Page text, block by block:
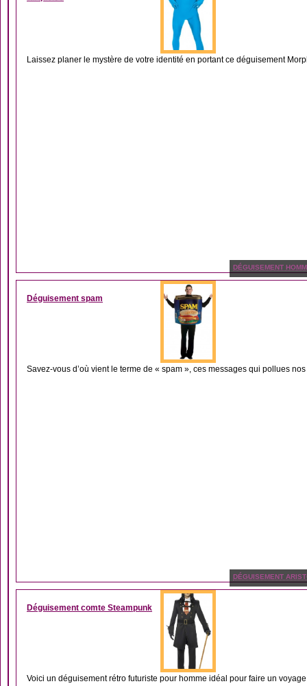
Laissez planer le mystère de votre identité en portant ce déguisement
DÉGUISEMENT
Déguisement spam
Savez-vous d’où vient le terme de « spam », ces messages qui pollues
DÉGUISEMENT
Déguisement comte Steampunk
Voici un déguisement rétro futuriste pour homme idéal pour faire un